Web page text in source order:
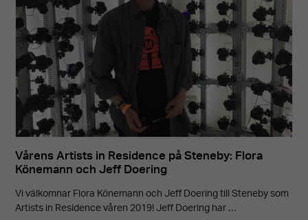
Vårens Artists in Residence på Steneby: Flora
Könemann och Jeff Doering
Vi välkomnar Flora Könemann och Jeff Doering till Steneby som
Artists in Residence våren 2019! Jeff Doering har …